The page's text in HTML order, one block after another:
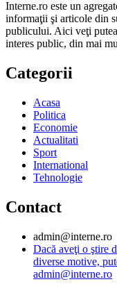
Interne.ro este un
informaţii şi articole din
publicului. Aici veţi
interes public, din mai
Categorii
Acasa
Politica
Economie
Actualitati
Sport
International
Tehnologie
Contact
admin@interne.ro
Dacă aveţi o ştire
diverse motive,
admin@interne.ro